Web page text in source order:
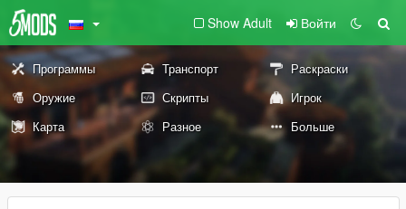
Show Adult Войти
Программы Транспорт
Раскраски
Оружие
Скрипты
Игрок
Карта
Разное Больше